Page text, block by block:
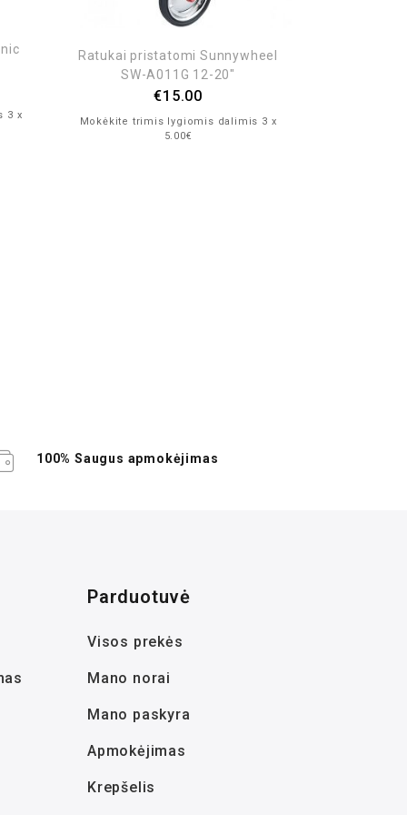
3 x
Ratukai pristatomi Sunnywheel
SW-A011G 12-20″
€15.00
Mokėkite trimis lygiomis dalimis 3 x
5.00€
100% Saugus apmokėjimas
Parduotuvė
Visos prekės
Mano norai
Mano paskyra
Apmokėjimas
Krepšelis